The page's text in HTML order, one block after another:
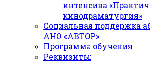
интенсива
кинодраматургия»
Социальная поддержка
АНО «АВТОР»
Программа обучения
Реквизиты: